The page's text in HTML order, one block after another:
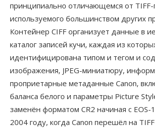
принципиально отличающемся от
используемого большинством других
Контейнер CIFF организует данные в
каталог записей кучи, каждая из
идентифицирована типом и тегом и
изображения, JPEG-миниатюру,
проприетарные метаданные Canon,
баланса белого и параметры Picture
заменён форматом CR2 начиная с EOS-
2004 году, когда Canon перешёл на